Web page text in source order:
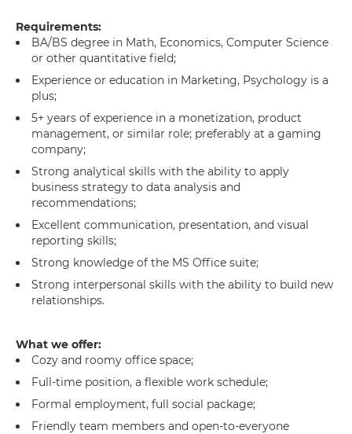
Requirements:
BA/BS degree in Math, Economics, Computer Science
or other quantitative field;
Experience or education in Marketing, Psychology is a
plus;
5+ years of experience in a monetization, product
management, or similar role; preferably at a gaming
company;
Strong analytical skills with the ability to apply
business strategy to data analysis and
recommendations;
Excellent communication, presentation, and visual
reporting skills;
Strong knowledge of the MS Office suite;
Strong interpersonal skills with the ability to build new
relationships.
What we offer:
Cozy and roomy office space;
Full-time position, a flexible work schedule;
Formal employment, full social package;
Friendly team members and open-to-everyone